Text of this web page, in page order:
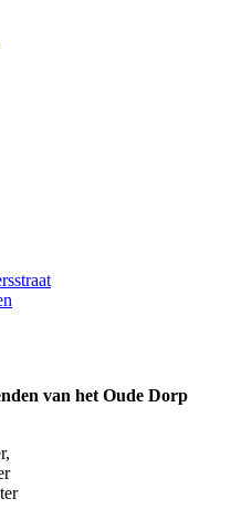
van het Oude Dorp